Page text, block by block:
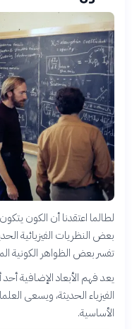
لطالما اعتقدنا أن الكون
بعض النظريات الفيزيائية
تفسر بعض الظواهر الكونية
يعد فهم الأبعاد الإضافية أحد
الفيزياء الحديثة، ويسعى
الأساسية.